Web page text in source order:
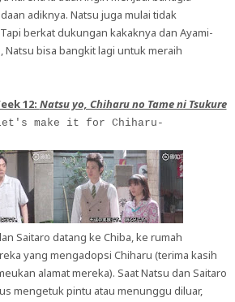
adiknya. Natsu juga mulai tidak
berkat dukungan kakaknya dan Ayami-
Natsu bisa bangkit lagi untuk meraih
12: Natsu yo, Chiharu no Tame ni Tsukure
make it for Chiharu-
Saitaro datang ke Chiba, ke rumah
yang mengadopsi Chiharu (terima kasih
alamat mereka). Saat Natsu dan Saitaro
mengetuk pintu atau menunggu diluar,